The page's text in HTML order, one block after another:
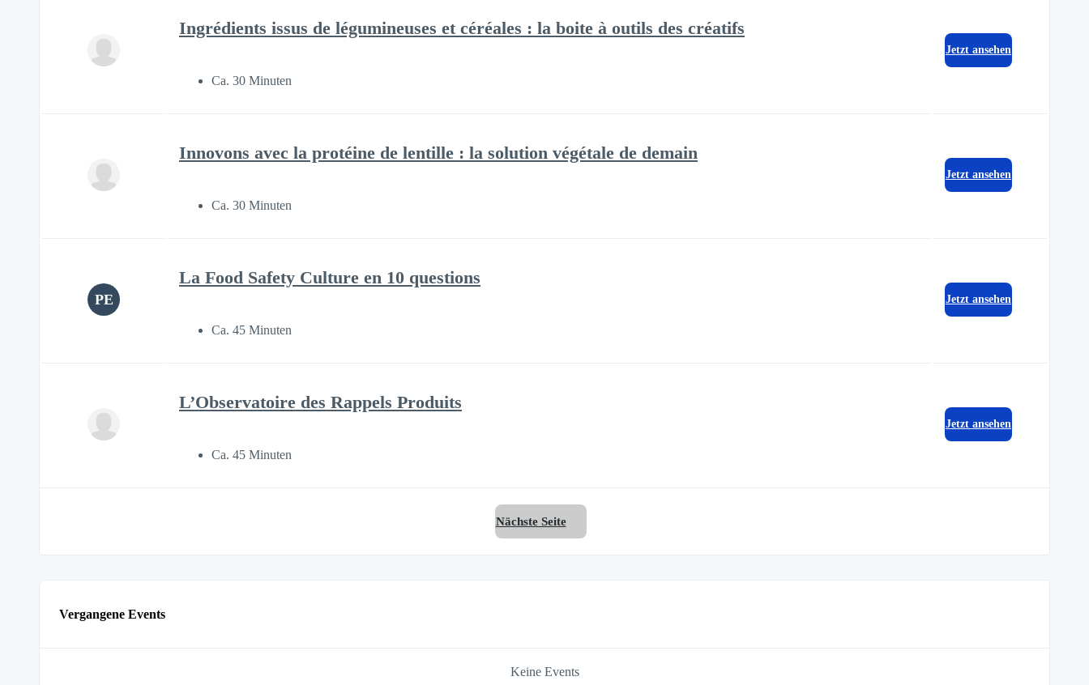
Ingrédients issus de légumineuses et céréales : la boite à outils des créatifs
Ca. 30 Minuten
Jetzt ansehen
Innovons avec la protéine de lentille : la solution végétale de demain
Ca. 30 Minuten
Jetzt ansehen
PE
La Food Safety Culture en 10 questions
Ca. 45 Minuten
Jetzt ansehen
L’Observatoire des Rappels Produits
Ca. 45 Minuten
Jetzt ansehen
Nächste Seite
Vergangene Events
Keine Events